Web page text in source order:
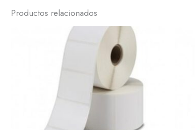
Productos relacionados